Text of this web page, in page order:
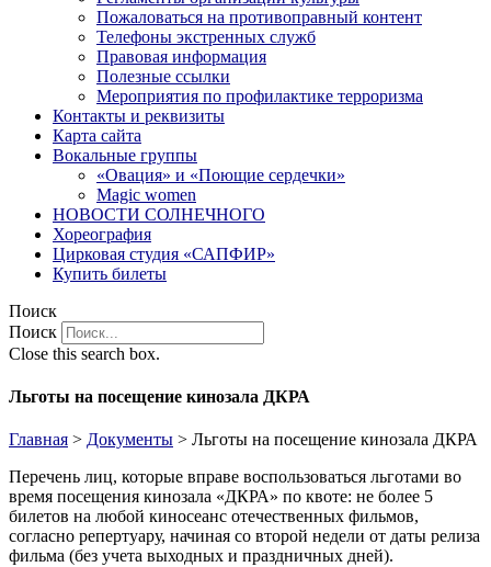
Пожаловаться на противоправный контент
Телефоны экстренных служб
Правовая информация
Полезные ссылки
Мероприятия по профилактике терроризма
Контакты и реквизиты
Карта сайта
Вокальные группы
«Овация» и «Поющие сердечки»
Magic women
НОВОСТИ СОЛНЕЧНОГО
Хореография
Цирковая студия «САПФИР»
Купить билеты
Поиск
Поиск
Close this search box.
Льготы на посещение кинозала ДКРА
Главная > Документы > Льготы на посещение кинозала ДКРА
Перечень лиц, которые вправе воспользоваться льготами во
время посещения кинозала «ДКРА» по квоте: не более 5
билетов на любой киносеанс отечественных фильмов,
согласно репертуару, начиная со второй недели от даты релиза
фильма (без учета выходных и праздничных дней).